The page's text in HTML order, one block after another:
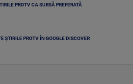
PROTV CA SURSĂ PREFERATĂ
ȘTIRILE PROTV ÎN GOOGLE DISCOVER